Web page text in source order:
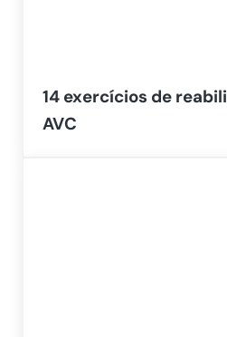
14 exercícios de
AVC